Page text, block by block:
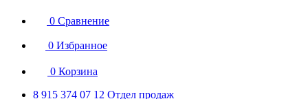
0 Сравнение
0 Избранное
0 Корзина
8 915 374 07 12 Отдел продаж